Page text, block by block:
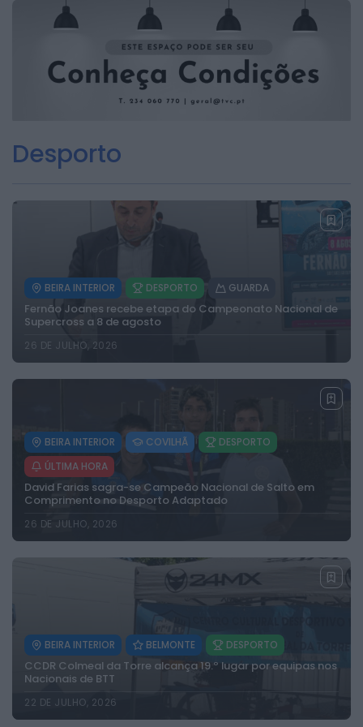
2026 Rádio Caria. Todos os direitos
Desporto
BEIRA INTERIOR DESPORTO GUARDA
Fernão Joanes recebe etapa do Campeonato Nacional de
Supercross a 8 de agosto
26 DE JULHO, 2026
BEIRA INTERIOR COVILHÃ
DESPORTO
ÚLTIMA HORA
David Farias sagra-se Campeão Nacional de Salto em
Comprimento no Desporto Adaptado
26 DE JULHO, 2026
BEIRA INTERIOR BELMONTE DESPORTO
CCDR Colmeal da Torre alcança 19.º lugar por equipas nos
Nacionais de BTT
22 DE JULHO, 2026